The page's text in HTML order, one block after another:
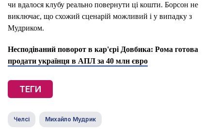
чи вдалося клубу реально повернути ці кошти. Борсон не
виключає, що схожий сценарій можливий і у випадку з
Мудриком.
Несподіваний поворот в кар'єрі Довбика: Рома готова
продати українця в АПЛ за 40 млн євро
ТЕГИ
Челсі Михайло Мудрик